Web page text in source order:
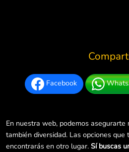
Facebook
En nuestra web, podemos asegurarte
también diversidad. Las opciones
encontrarás en otro lugar. Sí buscas